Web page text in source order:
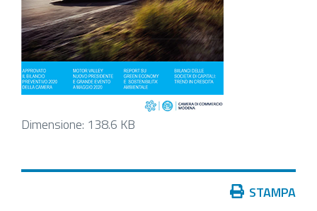
Clicca
Dimensione: 138.6 KB
STAMPA